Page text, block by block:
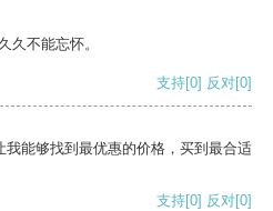
久不能忘怀。
支持[0] 反对[0]
能够找到最优惠的价格，买到最合适
支持[0] 反对[0]